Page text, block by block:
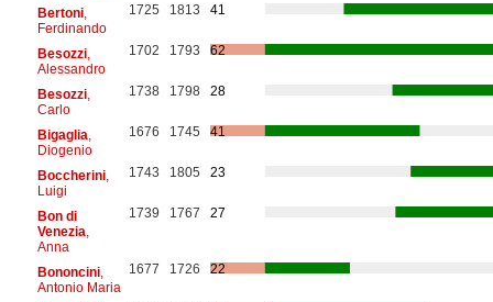
Bertoni,
Ferdinando
1725 1813 41
Besozzi,
Alessandro
1702 1793 62
Besozzi,
Carlo
1738 1798 28
Bigaglia
Diogenio
1676 1745 41
Boccherini,
Luigi
1743 1805 23
Bon di
Venezia
Anna
1739 1767 27
Bononcini,
Antonio Maria
1677 1726 22